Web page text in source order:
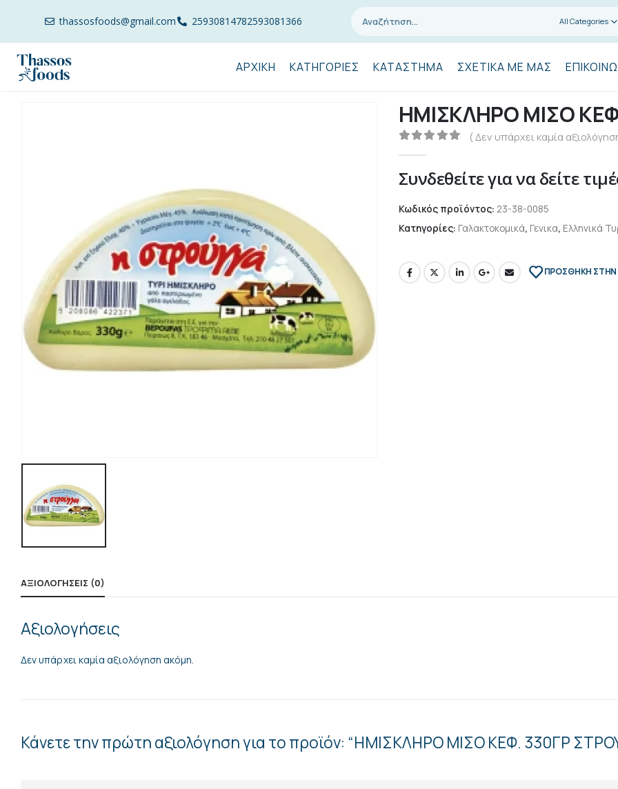
thassosfoods@gmail.com 25930814782593081366 All Categories
ΑΡΧΙΚΉ ΚΑΤΗΓΟΡΊΕΣ ΚΑΤΆΣΤΗΜΑ ΣΧΕΤΙΚΆ ΜΕ ΜΑΣ
ΗΜΙΣΚΛΗΡΟ ΜΙΣΟ
( Δεν υπάρχει καμία
Συνδεθείτε για να δείτε
Κωδικός προϊόντος: 23-38-0085
Κατηγορίες: Γαλακτοκομικά, Γενικα, Ελληνικά
ΠΡΌΣΘΉΚΗ ΣΤΗΝ
ΑΞΙΟΛΟΓΉΣΕΙΣ (0)
Αξιολογήσεις
Δεν υπάρχει καμία αξιολόγηση ακόμη.
Κάνετε την πρώτη αξιολόγηση για το προϊόν: “ΗΜΙΣΚΛΗΡΟ ΜΙΣΟ ΚΕΦ. 330ΓΡ